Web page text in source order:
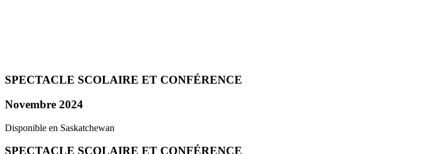
SPECTACLE SCOLAIRE ET CONFÉRENCE
Novembre 2024
Disponible en Saskatchewan
SPECTACLE SCOLAIRE ET CONFÉRENCE